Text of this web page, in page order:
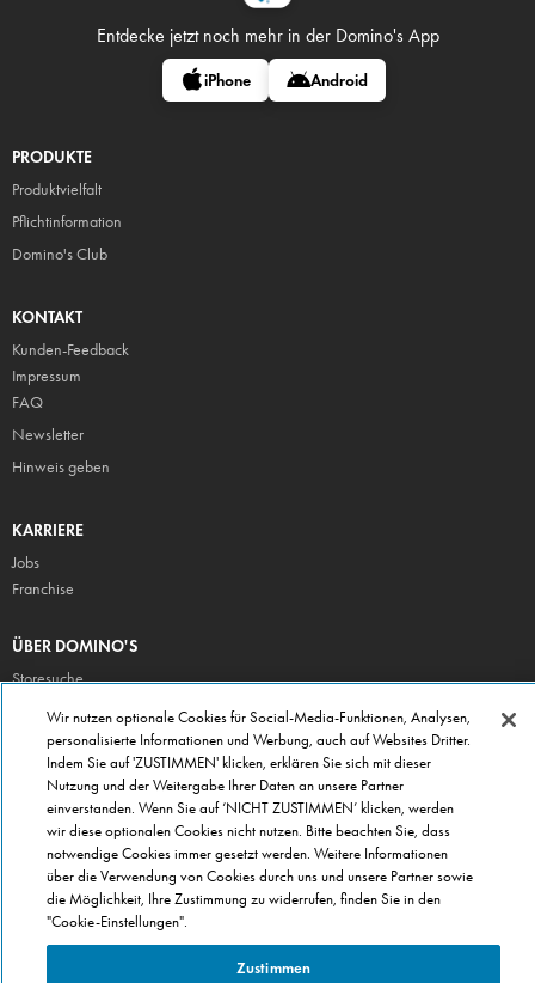
Entdecke jetzt noch mehr in der Domino's App
iPhone Android
PRODUKTE
Produktvielfalt
Pflichtinformation
Domino's Club
KONTAKT
Kunden-Feedback
Impressum
FAQ
Newsletter
Hinweis geben
KARRIERE
Jobs
Franchise
ÜBER DOMINO'S
Storesuche
Presse
Domino's App
Unternehmen
Geschenkgutscheine
Cookie Einstellungen
Datenschutz
Allgemeine Geschäftsbedingungen
Wir nutzen optionale Cookies für Social-Media-Funktionen, Analysen,
personalisierte Informationen und Werbung, auch auf Websites Dritter.
Indem Sie auf 'ZUSTIMMEN' klicken, erklären Sie sich mit dieser
Nutzung und der Weitergabe Ihrer Daten an unsere Partner
einverstanden. Wenn Sie auf ‘NICHT ZUSTIMMEN’ klicken, werden
wir diese optionalen Cookies nicht nutzen. Bitte beachten Sie, dass
notwendige Cookies immer gesetzt werden. Weitere Informationen
über die Verwendung von Cookies durch uns und unsere Partner sowie
die Möglichkeit, Ihre Zustimmung zu widerrufen, finden Sie in den
"Cookie-Einstellungen".
Zustimmen